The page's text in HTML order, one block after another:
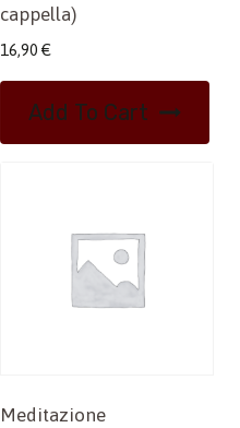
cappella)
16,90 €
Add To Cart
Meditazione